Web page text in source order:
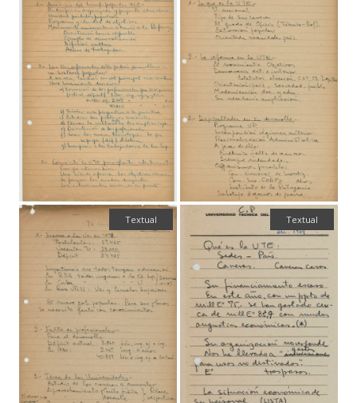
Textual Textual